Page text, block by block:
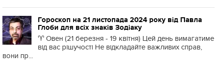
Гороскоп на 21 листопада 2024 року від Павла
Глоби для всіх знаків Зодіаку
♈️ Овен (21 березня - 19 квітня) Цей день вимагатиме
від вас рішучості Не відкладайте важливих справ,
вони пр...